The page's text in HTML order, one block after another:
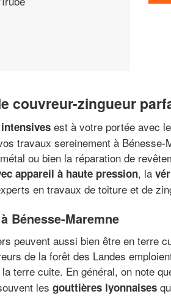
couvreur-zingueur
est à votre portée avec
travaux sereinement à
ou bien la réparation de
appareil à haute pression, la
en travaux de toiture et de
Bénesse-Maremne
peuvent aussi bien être en terre
de la forêt des Landes
terre cuite. En général, on note
les gouttières lyonnaises